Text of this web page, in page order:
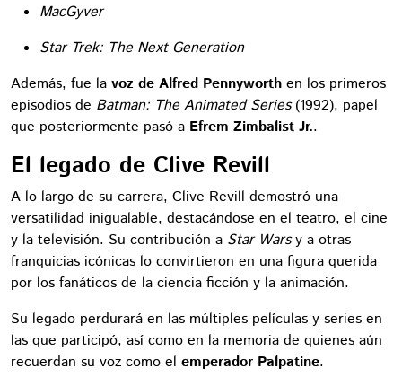
MacGyver
Star Trek: The Next Generation
Además, fue la voz de Alfred Pennyworth en los primeros
episodios de Batman: The Animated Series(1992), papel
que posteriormente pasó a Efrem Zimbalist Jr..
El legado de Clive Revill
A lo largo de su carrera, Clive Revill demostró una
versatilidad inigualable, destacándose en el teatro, el cine
y la televisión. Su contribución a Star Warsy a otras
franquicias icónicas lo convirtieron en una figura querida
por los fanáticos de la ciencia ficción y la animación.
Su legado perdurará en las múltiples películas y series en
las que participó, así como en la memoria de quienes aún
recuerdan su voz como el emperador Palpatine.